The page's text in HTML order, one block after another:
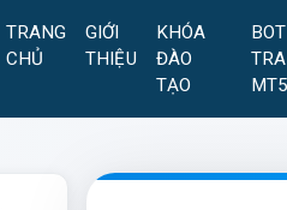
TRANG
CHỦ
GIỚI
THIỆU
KHÓA
ĐÀO
TẠO
BOT
MT5